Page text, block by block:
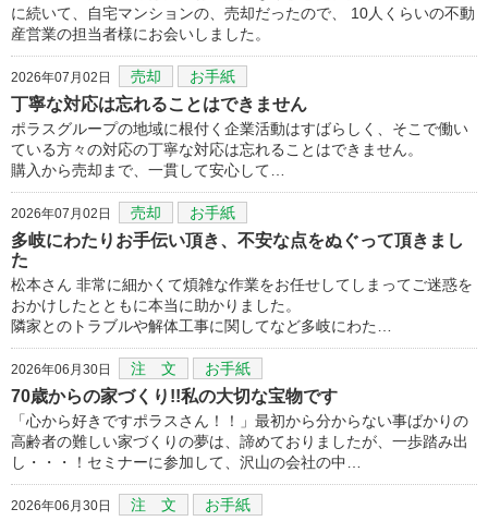
に続いて、自宅マンションの、売却だったので、 10人くらいの不動
産営業の担当者様にお会いしました。
2026年07月02日 売却 お手紙
丁寧な対応は忘れることはできません
ポラスグループの地域に根付く企業活動はすばらしく、そこで働い
ている方々の対応の丁寧な対応は忘れることはできません。
購入から売却まで、一貫して安心して…
2026年07月02日 売却 お手紙
多岐にわたりお手伝い頂き、不安な点をぬぐって頂きまし
た
松本さん 非常に細かくて煩雑な作業をお任せしてしまってご迷惑を
おかけしたとともに本当に助かりました。
隣家とのトラブルや解体工事に関してなど多岐にわた…
2026年06月30日 注 文 お手紙
70歳からの家づくり!!私の大切な宝物です
「心から好きですポラスさん！！」最初から分からない事ばかりの
高齢者の難しい家づくりの夢は、諦めておりましたが、一歩踏み出
し・・・！セミナーに参加して、沢山の会社の中…
2026年06月30日 注 文 お手紙